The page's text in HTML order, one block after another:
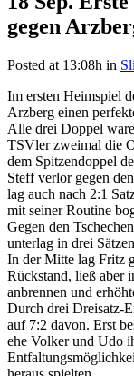
gegen
Posted at 13:08h in
Im ersten Heimspiel
Arzberg einen
Alle drei Doppel
TSVler zweimal die
dem Spitzendoppel
Steff verlor gegen
lag auch nach 2:1
mit seiner Routine
Gegen den
unterlag in drei
In der Mitte lag Fritz
Rückstand, ließ aber
anbrennen und
Durch drei Dreisatz-
auf 7:2 davon. Erst
ehe Volker und Udo